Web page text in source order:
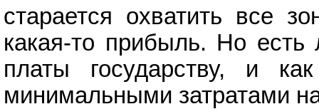
старается охватить все
какая-то прибыль. Но есть
платы государству, и
минимальными затратами